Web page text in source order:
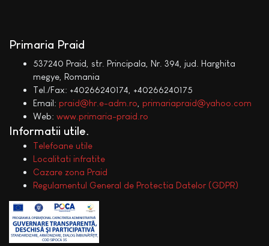
Primaria Praid
537240 Praid, str. Principala, Nr. 394, jud. Harghita
megye, Romania
Tel./Fax: +40266240174, +40266240175
Email: praid@hr.e-adm.ro primariapraid@yahoo.com
Web: www.primaria-praid.ro
Informatii utile
Telefoane utile
Localitati infratite
Cazare zona Praid
Regulamentul General de Protectia Datelor (GDPR)